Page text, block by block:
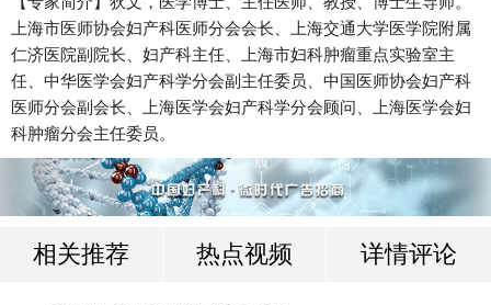
上海市医师协会妇产科医师分会会长、上海交通大学医学院附属
仁济医院副院长、妇产科主任、上海市妇科肿瘤重点实验室主
任、中华医学会妇产科学分会副主任委员、中国医师协会妇产科
医师分会副会长、上海医学会妇产科学分会顾问、上海医学会妇
科肿瘤分会主任委员。
相关推荐 热点视频 详情评论